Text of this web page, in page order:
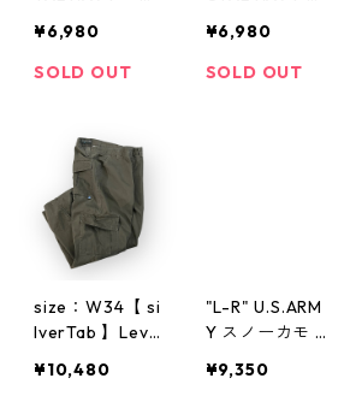
コンバットパン
ツ 紺 ミリタリ
¥6,980
SOLD OUT
コンバットパン
ツ 紺 ミリタリ
¥6,980
SOLD OUT
size：W34【 si
lverTab 】Lev
ブ リーバイス
¥10,480
"L-R" U.S.ARM
Y スノーカモ オ
白 ホワイト ミ
¥9,350